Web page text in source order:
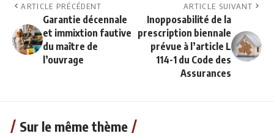
ARTICLE PRÉCÉDENT
Garantie décennale
et immixtion fautive
du maître de
l’ouvrage
ARTICLE SUIVANT
Inopposabilité de la
prescription biennale
prévue à l’article L
114-1 du Code des
Assurances
Sur le même thème